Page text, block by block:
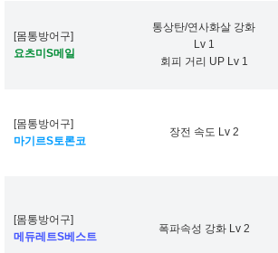
[몸통방어구]
요츠미S메일
통상탄/연사화살 강화
Lv 1
회피 거리 UP Lv 1
[몸통방어구]
마기르S토론코
장전 속도 Lv 2
[몸통방어구]
메듀레트S베스트
폭파속성 강화 Lv 2